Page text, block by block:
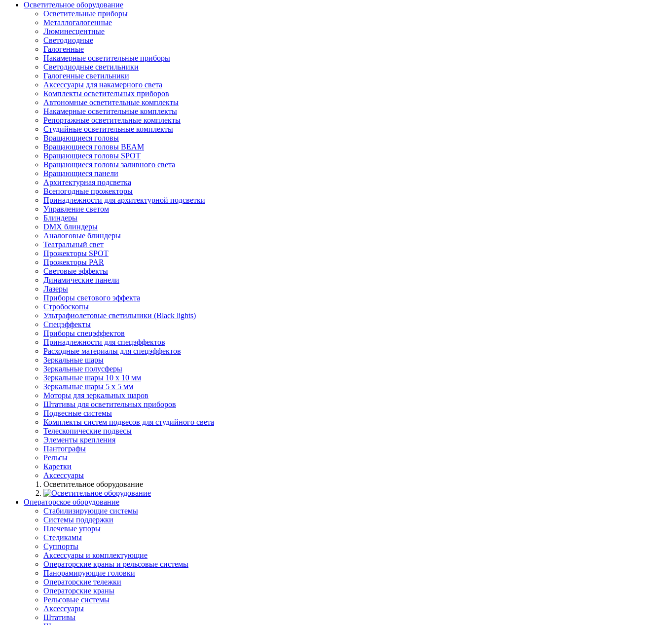
Осветительное оборудование
Осветительные приборы
Металлогалогенные
Люминесцентные
Светодиодные
Галогенные
Накамерные осветительные приборы
Светодиодные светильники
Галогенные светильники
Аксессуары для накамерного света
Комплекты осветительных приборов
Автономные осветительные комплекты
Накамерные осветительные комплекты
Репортажные осветительные комплекты
Студийные осветительные комплекты
Вращающиеся головы
Вращающиеся головы BEAM
Вращающиеся головы SPOT
Вращающиеся головы заливного света
Вращающиеся панели
Архитектурная подсветка
Всепогодные прожекторы
Принадлежности для архитектурной подсветки
Управление светом
Блиндеры
DMX блиндеры
Аналоговые блиндеры
Театральный свет
Прожекторы SPOT
Прожекторы PAR
Световые эффекты
Динамические панели
Лазеры
Приборы светового эффекта
Стробоскопы
Ультрафиолетовые светильники (Black lights)
Спецэффекты
Приборы спецэффектов
Принадлежности для спецэффектов
Расходные материалы для спецэффектов
Зеркальные шары
Зеркальные полусферы
Зеркальные шары 10 х 10 мм
Зеркальные шары 5 х 5 мм
Моторы для зеркальных шаров
Штативы для осветительных приборов
Подвесные системы
Комплекты систем подвесов для студийного света
Телескопические подвесы
Элементы крепления
Пантографы
Рельсы
Каретки
Аксессуары
Осветительное оборудование
Операторское оборудование
Стабилизирующие системы
Системы поддержки
Плечевые упоры
Стедикамы
Суппорты
Аксессуары и комплектующие
Операторские краны и рельсовые системы
Панорамирующие головки
Операторские тележки
Операторские краны
Рельсовые системы
Аксессуары
Штативы